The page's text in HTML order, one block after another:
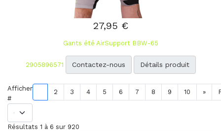
27,95 €
Gants été AirSupport BBW-65
2905896571 Contactez-nous Détails produit
Afficher
#
2 3 4 5 6 7 8 9 10 »
Résultats 1 à 6 sur 920